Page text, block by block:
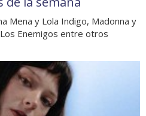
Mena y Lola Indigo, Madonna y
Enemigos entre otros